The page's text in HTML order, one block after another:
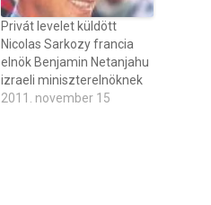
Privát levelet küldött
Nicolas Sarkozy francia
elnök Benjamin Netanjahu
izraeli miniszterelnöknek
2011. november 15